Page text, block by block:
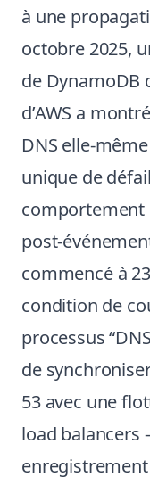
à une
octobre 2025,
de DynamoDB
d’AWS a
DNS elle-
unique de
comportement
post-
commencé à
condition de
processus
de
53 avec une
load balancers